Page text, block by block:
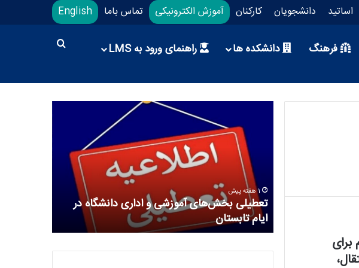
اساتید دانشجویان کارکنان آموزش الکترونیکی تماس باما English
فرهنگ دانشکده ها راهنمای ورود به LMS
برای
1 هفته پیش
تعطیلی بخش‌های آموزشی و اداری دانشگاه در
ایام تابستان